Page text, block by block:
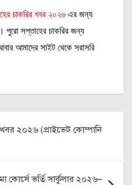
চাকরির খবর ২০২৬ এর জন্য
পুরো সপ্তাহের চাকরির জন্য
আমাদের সাইট থেকে সরাসরি
২০২৬ (প্রাইভেট কোম্পানি
কোর্সে ভর্তি সার্কুলার ২০২৬–